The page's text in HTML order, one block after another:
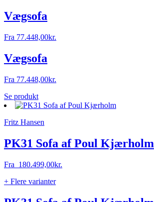
Vægsofa
Fra 77.448,00kr.
Vægsofa
Fra 77.448,00kr.
Se produkt
Fritz Hansen
PK31 Sofa af Poul Kjærholm
Fra 180.499,00kr.
+ Flere varianter